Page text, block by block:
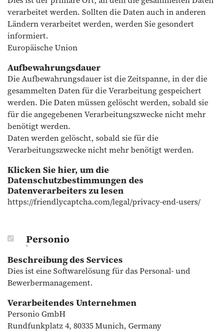
verarbeitet werden. Sollten die Daten auch in anderen
Ländern verarbeitet werden, werden Sie gesondert
informiert.
Europäische Union
Aufbewahrungsdauer
Die Aufbewahrungsdauer ist die Zeitspanne, in der die
gesammelten Daten für die Verarbeitung gespeichert
werden. Die Daten müssen gelöscht werden, sobald sie
für die angegebenen Verarbeitungszwecke nicht mehr
benötigt werden.
Daten werden gelöscht, sobald sie für die
Verarbeitungszwecke nicht mehr benötigt werden.
Klicken Sie hier, um die
Datenschutzbestimmungen des
Datenverarbeiters zu lesen
https://friendlycaptcha.com/legal/privacy-end-users/
Personio
Beschreibung des Services
Dies ist eine Softwarelösung für das Personal- und
Bewerbermanagement.
Verarbeitendes Unternehmen
Personio GmbH
Rundfunkplatz 4, 80335 Munich, Germany